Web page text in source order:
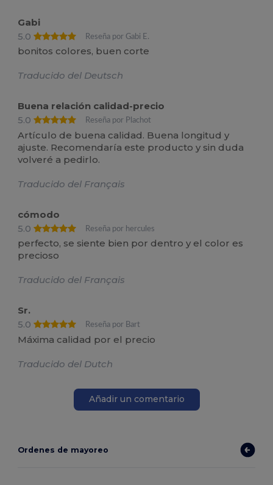
Gabi
5.0
Reseña por Gabi E.
bonitos colores, buen corte
Traducido del Deutsch
Buena relación calidad-precio
5.0
Reseña por Plachot
Artículo de buena calidad. Buena longitud y
ajuste. Recomendaría este producto y sin duda
volveré a pedirlo.
Traducido del Français
cómodo
5.0
Reseña por hercules
perfecto, se siente bien por dentro y el color es
precioso
Traducido del Français
Sr.
5.0
Reseña por Bart
Máxima calidad por el precio
Traducido del Dutch
Añadir un comentario
Ordenes de mayoreo